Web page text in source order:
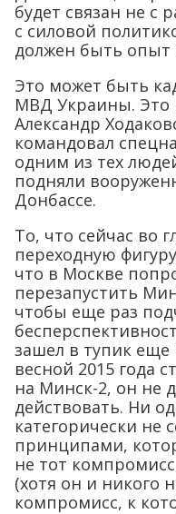
будет связан не с
с силовой
должен быть опыт
Это может быть
МВД Украины. Это
Александр
командовал
одним из тех
подняли
Донбассе.
То, что сейчас во
переходную
что в Москве
перезапустить
чтобы еще раз
зашел в тупик еще
весной 2015 года
на Минск-2, он не
действовать. Ни
категорически не
принципами,
не тот
(хотя он и никого
компромисс, к